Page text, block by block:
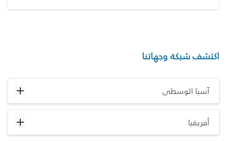
اكتشف شبكة وجهاتنا
آسيا الوسطى
أفريقيا